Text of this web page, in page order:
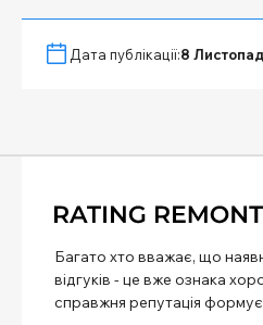
Дата публікації:8
Багато хто вважає, що
відгуків - це вже ознака
справжня репутація